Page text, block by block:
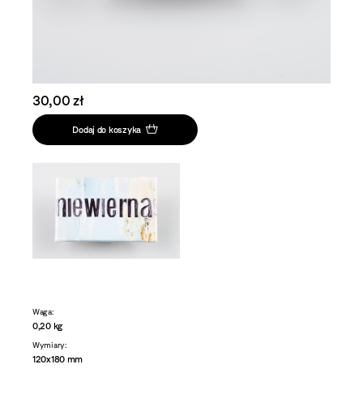
30,00 zł
Dodaj do koszyka
Waga:
0,20 kg
Wymiary:
120x180 mm